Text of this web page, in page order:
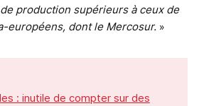
production supérieurs à ceux de
européens, dont le Mercosur. »
: inutile de compter sur des